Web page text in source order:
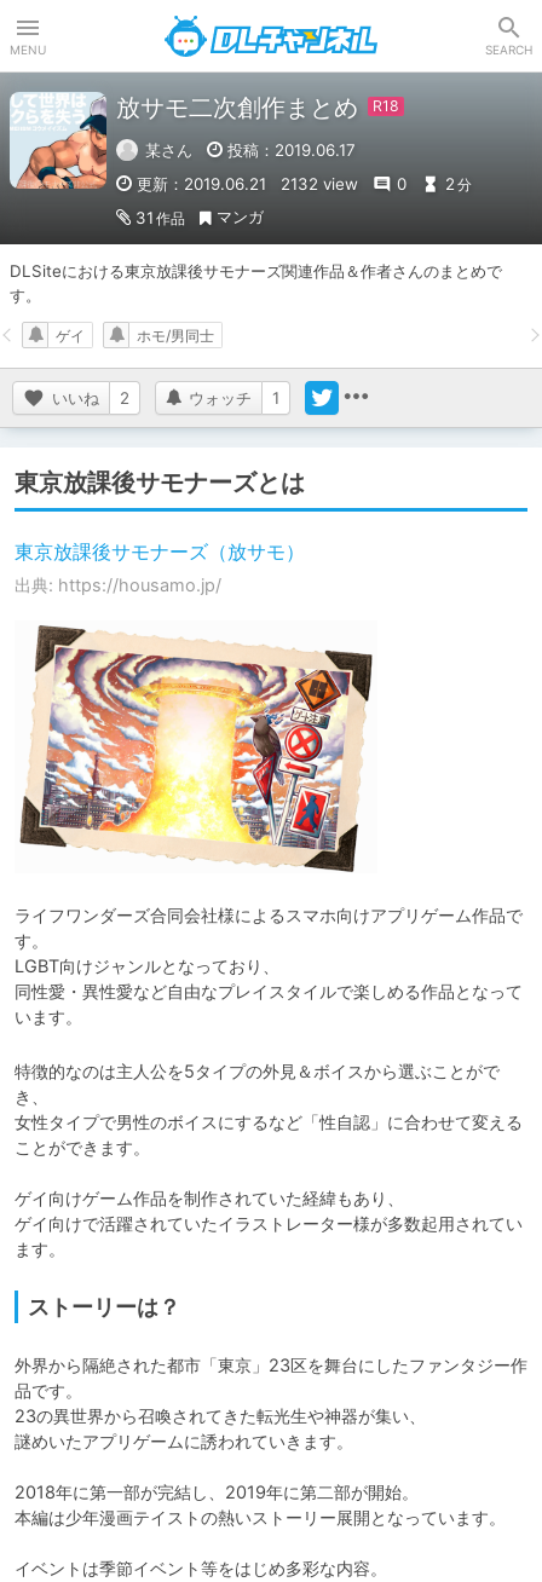
MENU SEARCH
放サモ二次創作まとめ
某さん
投稿：2019.06.17
更新：2019.06.21
2132 view 0 2 分
31 作品 マンガ
DLSiteにおける東京放課後サモナーズ関連作品＆作者さんのまとめで
す。
いいね 2 ウォッチ 1
ゲイ ホモ/男同士
東京放課後サモナーズとは
東京放課後サモナーズ（放サモ）
出典: https://housamo.jp/
ライフワンダーズ合同会社様によるスマホ向けアプリゲーム作品で
す。
LGBT向けジャンルとなっており、
同性愛・異性愛など自由なプレイスタイルで楽しめる作品となって
います。
特徴的なのは主人公を5タイプの外見＆ボイスから選ぶことがで
き、
女性タイプで男性のボイスにするなど「性自認」に合わせて変える
ことができます。
ゲイ向けゲーム作品を制作されていた経緯もあり、
ゲイ向けで活躍されていたイラストレーター様が多数起用されてい
ます。
ストーリーは？
外界から隔絶された都市「東京」23区を舞台にしたファンタジー作
品です。
23の異世界から召喚されてきた転光生や神器が集い、
謎めいたアプリゲームに誘われていきます。
2018年に第一部が完結し、2019年に第二部が開始。
本編は少年漫画テイストの熱いストーリー展開となっています。
イベントは季節イベント等をはじめ多彩な内容。